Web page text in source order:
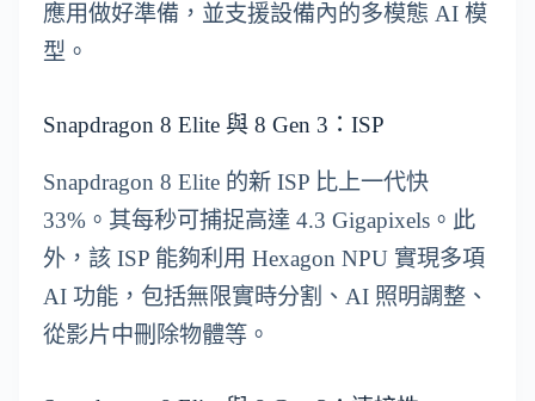
應用做好準備，並支援設備內的多模態 AI 模
型。
Snapdragon 8 Elite 與 8 Gen 3：ISP
Snapdragon 8 Elite 的新 ISP 比上一代快
33%。其每秒可捕捉高達 4.3 Gigapixels。此
外，該 ISP 能夠利用 Hexagon NPU 實現多項
AI 功能，包括無限實時分割、AI 照明調整、
從影片中刪除物體等。